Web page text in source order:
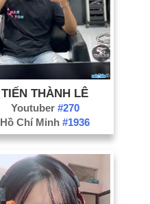
TIẾN THÀNH LÊ
Youtuber #270
Hồ Chí Minh#1936